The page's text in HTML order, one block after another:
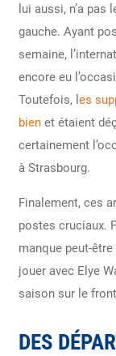
lui aussi, n’a
gauche. Ayant
semaine,
encore eu
Toutefois, l es
bienet étaient
certainement
à Strasbourg.
Finalement, ces
postes cruciaux.
manque peut-
jouer avec Elye
saison sur le
DES